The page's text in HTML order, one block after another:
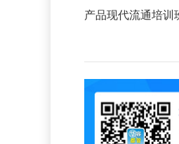
产品现代流通培训